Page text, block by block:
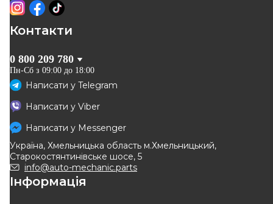
Контакти
0 800 209 780
Пн-Сб з 09:00 до 18:00
Написати у Telegram
Написати у Viber
Написати у Messenger
Україна, Хмельницька область м.Хмельницький,
Старокостянтинівське шосе, 5
info@auto-mechanic.parts
Інформація